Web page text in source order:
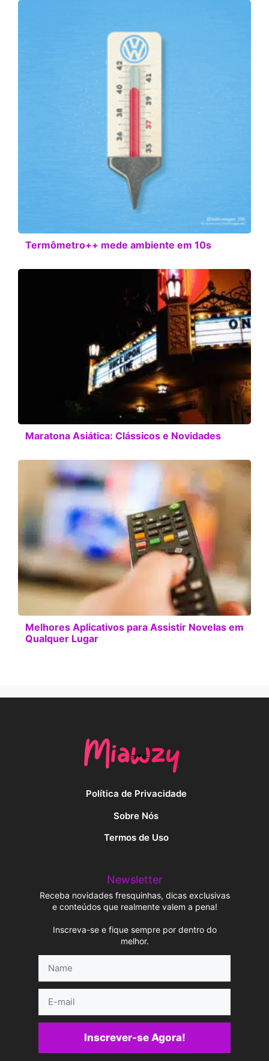
Termômetro++ mede ambiente em 10s
Maratona Asiática: Clássicos e Novidades
Melhores Aplicativos para Assistir Novelas em
Qualquer Lugar
Política de Privacidade
Sobre Nós
Termos de Uso
Newsletter
Receba novidades fresquinhas, dicas exclusivas
e conteúdos que realmente valem a pena!
Inscreva-se e fique sempre por dentro do
melhor.
mail
Inscrever-se Agora!